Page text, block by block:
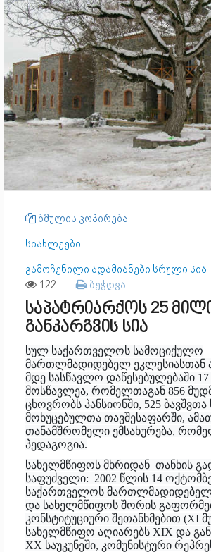
ბმულის კოპირება
სიახლეები
გამოჩენილი ადამიანები სრული სია
122 ბეჭდვა
საპატრიარქოს 25
განკარგვის სია
სულ საქართველოს სამოციქულო
მართლმადიდებელ ეკლესიასთან
მდე სასწავლო დაწესებულებაში 17
მოსწავლეა, რომელთაგან 856
ცხოვრობს პანსიონში, 525 ბავშვთა
მოხუცებულთა თავშესაფარში,
თანამშრომელი ემსახურება,
პედაგოგია.
სახელმწიფოს მხრიდან თანხის
საფუძველი: 2002 წლის 14
საქართველოს
და სახელმწიფოს შორის
კონსტიტუციური შეთანხმებით (XI
სახელმწიფო აღიარებს XIX და
XX საუკუნეში, კომუნისტური